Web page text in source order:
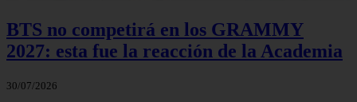
BTS no competirá en los GRAMMY
2027: esta fue la reacción de la Academia
30/07/2026